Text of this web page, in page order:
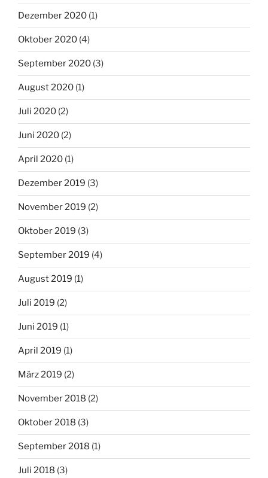
Dezember 2020 (1)
Oktober 2020 (4)
September 2020 (3)
August 2020 (1)
Juli 2020 (2)
Juni 2020 (2)
April 2020 (1)
Dezember 2019 (3)
November 2019 (2)
Oktober 2019 (3)
September 2019 (4)
August 2019 (1)
Juli 2019 (2)
Juni 2019 (1)
April 2019 (1)
März 2019 (2)
November 2018 (2)
Oktober 2018 (3)
September 2018 (1)
Juli 2018 (3)